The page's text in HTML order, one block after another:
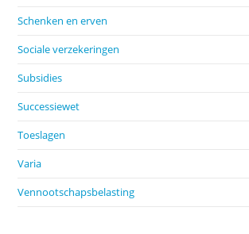
Schenken en erven
Sociale verzekeringen
Subsidies
Successiewet
Toeslagen
Varia
Vennootschapsbelasting